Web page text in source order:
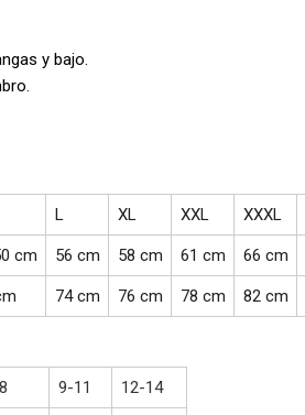
y bajo.
L XL XXL XXXL
cm 56 cm 58 cm 61 cm 66 cm
74 cm 76 cm 78 cm 82 cm
9-11 12-14